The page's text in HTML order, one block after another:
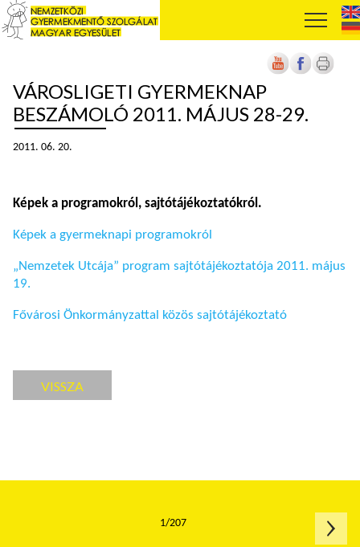
VÁROSLIGETI GYERMEKNAP
BESZÁMOLÓ 2011. MÁJUS 28-29.
2011. 06. 20.
Képek a programokról, sajtótájékoztatókról.
Képek a gyermeknapi programokról
„Nemzetek Utcája” program sajtótájékoztatója 2011. május
19.
Fővárosi Önkormányzattal közös sajtótájékoztató
VISSZA
1/207